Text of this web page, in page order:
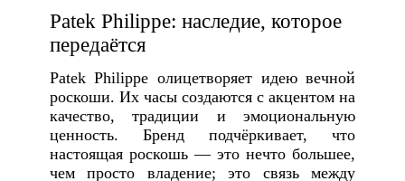
Patek Philippe: наследие, которое
передаётся
Patek Philippe олицетворяет идею вечной
роскоши. Их часы создаются с акцентом на
качество, традиции и эмоциональную
ценность. Бренд подчёркивает, что
настоящая роскошь — это нечто большее,
чем просто владение; это связь между